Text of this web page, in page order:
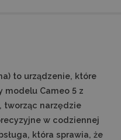
to urządzenie, które
modelu Cameo 5 z
tworząc narzędzie
w codziennej
która sprawia, że